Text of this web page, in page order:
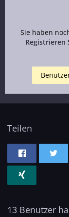
Sie haben
Registrieren
Teilen
13 Benutzer